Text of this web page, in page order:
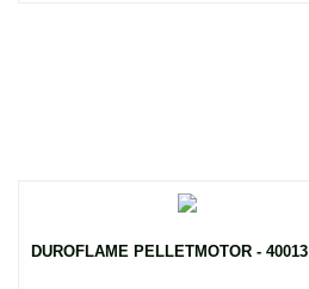
DUROFLAME PELLETMOTOR - 40013